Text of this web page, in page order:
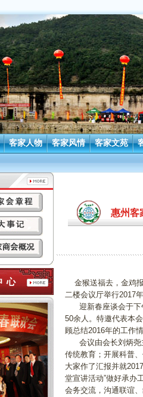
客家人物 客家风情 客家文苑
惠州客
金猴送福去，金鸡
二楼会议厅举行2017
迎新春座谈会于下
50余人。特邀代表本
顾总结2016年的工作
会议由会长刘炳尧
传统教育；开展科普
大家作了汇报并就
堂宣讲活动”做好承办
会务交流，沟通联谊